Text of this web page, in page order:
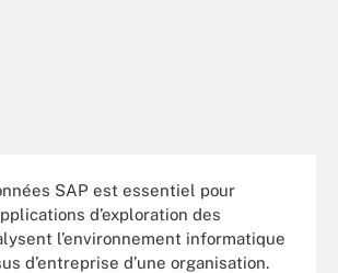
SAP est essentiel pour
d’exploration des
l’environnement informatique
d’entreprise d’une organisation.